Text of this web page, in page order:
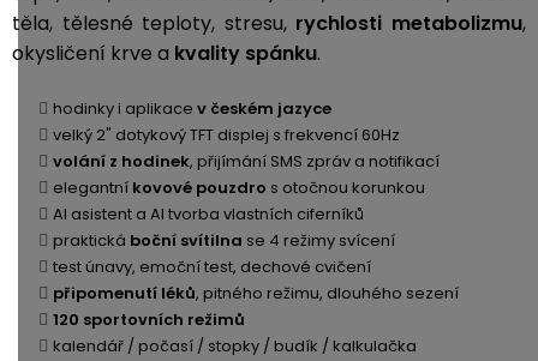
displejem
Příslušenství
Sada
se
bateriemi
Sada
se
3
bateriemi
Náhradní
díly
systémy
ke
kamerám
Paměti
a
Paměťové
karty
Externí
SSD
disky
Napájecí
kabely
USB-
A
/
USB-
C
Esenciální
oleje
Doplňkové
služby
těla, tělesné teploty, stresu, rychlosti metabolizmu,
okysličení krve a kvality spánku.
hodinky i aplikace v českém jazyce
velký 2" dotykový TFT displej s frekvencí 60Hz
volání z hodinek, přijímání SMS zpráv a notifikací
elegantní kovové pouzdro s otočnou korunkou
AI asistent a AI tvorba vlastních ciferníků
praktická boční svítilna se 4 režimy svícení
test únavy, emoční test, dechové cvičení
připomenutí léků, pitného režimu, dlouhého sezení
120 sportovních režimů
kalendář / počasí / stopky / budík / kalkulačka